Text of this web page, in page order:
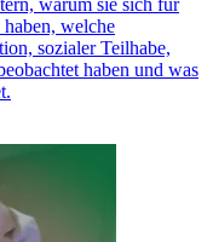
haben, welche
sozialer Teilhabe,
haben und was